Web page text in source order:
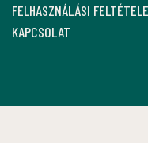
FELHASZNÁLÁSI
KAPCSOLAT